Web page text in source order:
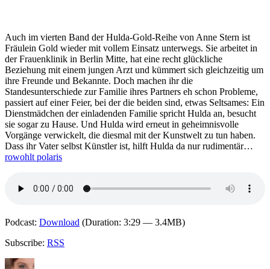
Die
Nachricht
des
Mörders
Auch im vierten Band der Hulda-Gold-Reihe von Anne Stern ist
Fräulein Gold wieder mit vollem Einsatz unterwegs. Sie arbeitet in
der Frauenklinik in Berlin Mitte, hat eine recht glückliche
Beziehung mit einem jungen Arzt und kümmert sich gleichzeitig um
ihre Freunde und Bekannte. Doch machen ihr die
Standesunterschiede zur Familie ihres Partners eh schon Probleme,
passiert auf einer Feier, bei der die beiden sind, etwas Seltsames: Ein
Dienstmädchen der einladenden Familie spricht Hulda an, besucht
sie sogar zu Hause. Und Hulda wird erneut in geheimnisvolle
Vorgänge verwickelt, die diesmal mit der Kunstwelt zu tun haben.
Dass ihr Vater selbst Künstler ist, hilft Hulda da nur rudimentär…
rowohlt polaris
Podcast: Download (Duration: 3:29 — 3.4MB)
Subscribe: RSS
Autor